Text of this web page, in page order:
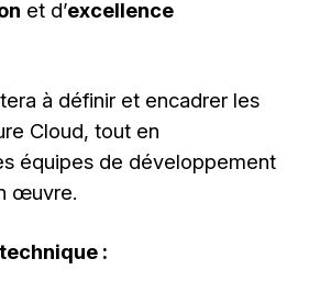
et d’excellence
à définir et encadrer les
Cloud, tout en
équipes de développement
œuvre.
: